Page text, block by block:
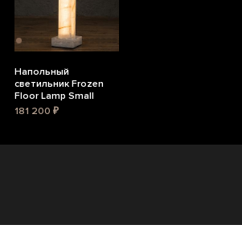
Напольный
светильник Frozen
Floor Lamp Small
181 200 ₽